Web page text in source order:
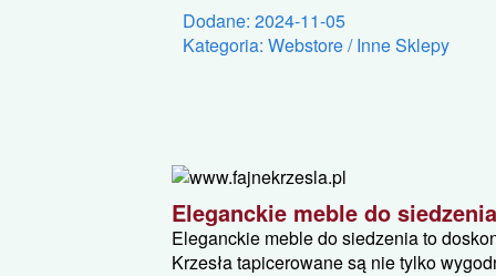
Dodane: 2024-11-05
Kategoria: Webstore / Inne Sklepy
Eleganckie meble do siedzenia
Eleganckie meble do siedzenia to
Krzesła tapicerowane są nie tylko